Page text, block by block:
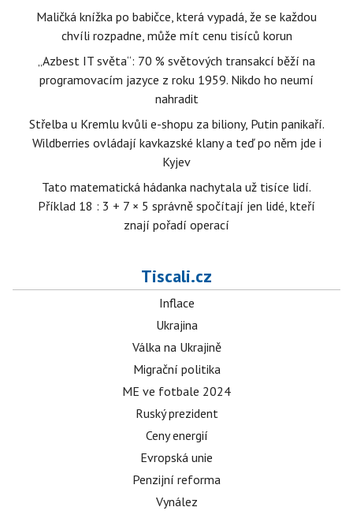
Maličká knížka po babičce, která vypadá, že se každou
chvíli rozpadne, může mít cenu tisíců korun
„Azbest IT světa“: 70 % světových transakcí běží na
programovacím jazyce z roku 1959. Nikdo ho neumí
nahradit
Střelba u Kremlu kvůli e-shopu za biliony, Putin panikaří.
Wildberries ovládají kavkazské klany a teď po něm jde i
Kyjev
Tato matematická hádanka nachytala už tisíce lidí.
Příklad 18 : 3 + 7 × 5 správně spočítají jen lidé, kteří
znají pořadí operací
Tiscali.cz
Inflace
Ukrajina
Válka na Ukrajině
Migrační politika
ME ve fotbale 2024
Ruský prezident
Ceny energií
Evropská unie
Penzijní reforma
Vynález